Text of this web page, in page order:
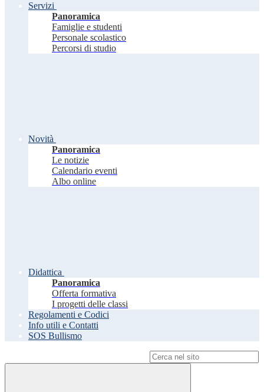
Servizi
Panoramica
Famiglie e studenti
Personale scolastico
Percorsi di studio
Novità
Panoramica
Le notizie
Calendario eventi
Albo online
Didattica
Panoramica
Offerta formativa
I progetti delle classi
Regolamenti e Codici
Info utili e Contatti
SOS Bullismo